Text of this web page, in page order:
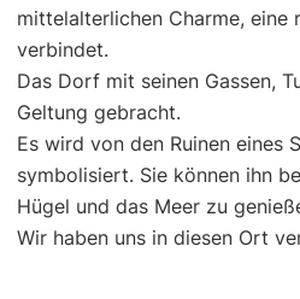
mittelalterlichen Charme, eine
verbindet.
Das Dorf mit seinen Gassen,
Geltung gebracht.
Es wird von den Ruinen eines
symbolisiert. Sie können ihn
Hügel und das Meer zu
Wir haben uns in diesen Ort